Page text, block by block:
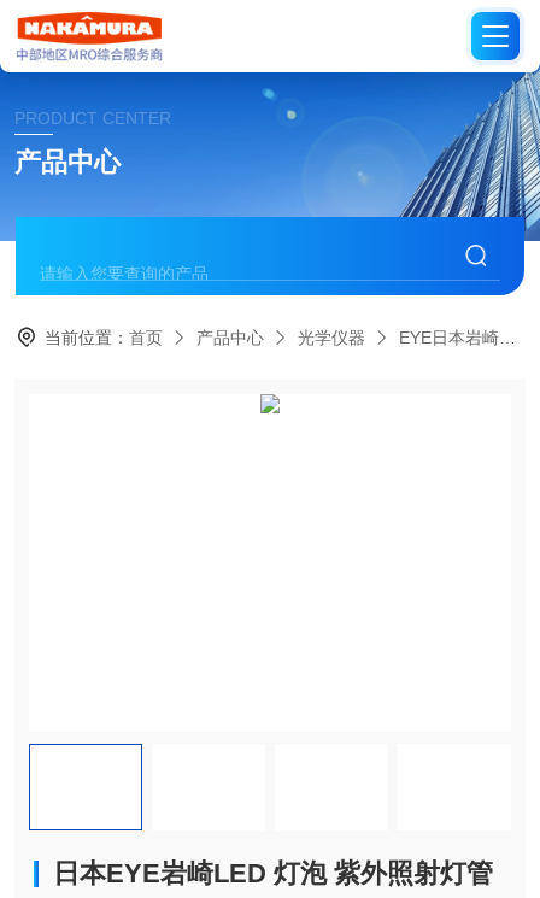
PRODUCT CENTER
产品中心
当前位置：首页 产品中心 光学仪器 EYE日本岩崎
日本EYE岩崎LED 灯泡 紫外照射灯管